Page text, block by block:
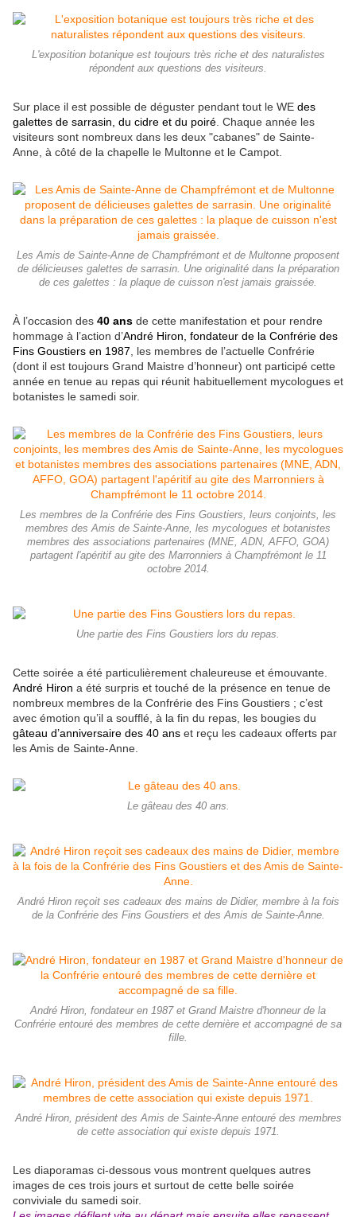
L'exposition botanique est toujours très riche et des naturalistes
répondent aux questions des visiteurs.
Sur place il est possible de déguster pendant tout le WE des
galettes de sarrasin, du cidre et du poiré . Chaque année les
visiteurs sont nombreux dans les deux "cabanes" de Sainte-
Anne, à côté de la chapelle le Multonne et le Campot.
Les Amis de Sainte-Anne de Champfrémont et de Multonne proposent
de délicieuses galettes de sarrasin. Une originalité dans la préparation
de ces galettes : la plaque de cuisson n'est jamais graissée.
À l’occasion des 40 ans de cette manifestation et pour rendre
hommage à l’action d’André Hiron, fondateur de la Confrérie des
Fins Goustiers en 1987 , les membres de l’actuelle Confrérie
(dont il est toujours Grand Maistre d’honneur) ont participé cette
année en tenue au repas qui réunit habituellement mycologues et
botanistes le samedi soir.
Les membres de la Confrérie des Fins Goustiers, leurs conjoints, les
membres des Amis de Sainte-Anne, les mycologues et botanistes
membres des associations partenaires (MNE, ADN, AFFO, GOA)
partagent l'apéritif au gite des Marronniers à Champfrémont le 11
octobre 2014.
Une partie des Fins Goustiers lors du repas.
Cette soirée a été particulièrement chaleureuse et émouvante.
André Hiron a été surpris et touché de la présence en tenue de
nombreux membres de la Confrérie des Fins Goustiers ; c’est
avec émotion qu’il a soufflé, à la fin du repas, les bougies du
gâteau d’anniversaire des 40 ans et reçu les cadeaux offerts par
les Amis de Sainte-Anne.
Le gâteau des 40 ans.
André Hiron reçoit ses cadeaux des mains de Didier, membre à la fois
de la Confrérie des Fins Goustiers et des Amis de Sainte-Anne.
André Hiron, fondateur en 1987 et Grand Maistre d'honneur de la
Confrérie entouré des membres de cette dernière et accompagné de sa
fille.
André Hiron, président des Amis de Sainte-Anne entouré des membres
de cette association qui existe depuis 1971.
Les diaporamas ci-dessous vous montrent quelques autres
images de ces trois jours et surtout de cette belle soirée
conviviale du samedi soir.